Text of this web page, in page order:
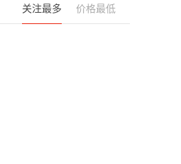
关注最多 价格最低